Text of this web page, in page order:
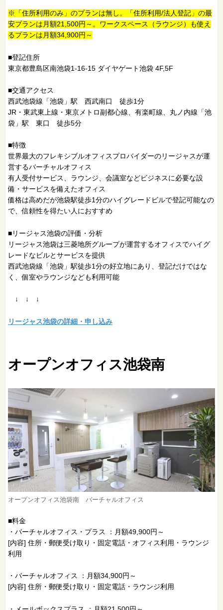
※「住所利用のみ」のプランは無し。「住所利用/法人登記」の最
安プランは月額21,500円～。ワークスペース（ラウンジ）も使え
るプランは月額34,900円～
■登記住所
東京都豊島区南池袋1-16-15 ダイヤゲート池袋 4F,5F
■交通アクセス
西武池袋線「池袋」駅 西武南口 徒歩1分
JR・東武東上線・東京メトロ副都心線、有楽町線、丸ノ内線「池
袋」駅 東口 徒歩5分
■特徴
世界最大のフレキシブルオフィスプロバイダーのリージャスが運
営するバーチャルオフィス
有人受付サービス、ラウンジ、会議室などビジネスに必要な設
備・サービスを備えたオフィス
価格は高めだが池袋駅徒歩1分のハイグレードビルで登記可能なの
で、信頼性を得たい人におすすめ
■リージャス池袋の評価・分析
リージャス池袋は三菱地所グループが運営するオフィスでハイグ
レードなビルとサービスを提供
西武池袋線「池袋」駅徒歩1分の好立地にあり、登記だけではな
く、個室やラウンジなども利用可能
↓ ↓ ↓
リージャス池袋の詳細・申し込み
オープンオフィス池袋南
オープンオフィス池袋南 バーチャルオフィス
■料金
・バーチャルオフィス・プラス ：月額49,900円～
[内容] 住所・郵便受け取り・固定電話・オフィス利用・ラウンジ
利用
・バーチャルオフィス ：月額34,900円～
[内容] 住所・郵便受け取り・固定電話・ラウンジ利用